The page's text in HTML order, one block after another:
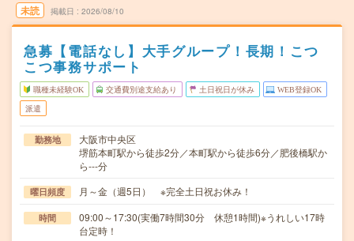
未読 掲載日 2026/08/10
急募【電話なし】大手グループ！長期！こつ
こつ事務サポート
職種未経験OK 交通費別途支給あり 土日祝日が休み WEB登録OK
派遣
勤務地
大阪市中央区
堺筋本町駅から徒歩2分／本町駅から徒歩6分／肥後橋駅か
ら---分
曜日頻度 月～金（週5日） ※完全土日祝お休み！
時間
09:00～17:30(実働7時間30分 休憩1時間)※うれしい17時
台定時！